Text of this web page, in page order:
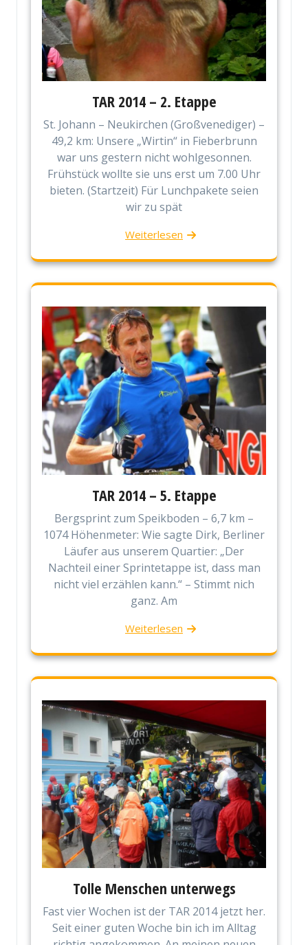
TAR 2014 – 2. Etappe
St. Johann – Neukirchen (Großvenediger) –
49,2 km: Unsere „Wirtin“ in Fieberbrunn
war uns gestern nicht wohlgesonnen.
Frühstück wollte sie uns erst um 7.00 Uhr
bieten. (Startzeit) Für Lunchpakete seien
wir zu spät
Weiterlesen
TAR 2014 – 5. Etappe
Bergsprint zum Speikboden – 6,7 km –
1074 Höhenmeter: Wie sagte Dirk, Berliner
Läufer aus unserem Quartier: „Der
Nachteil einer Sprintetappe ist, dass man
nicht viel erzählen kann.“ – Stimmt nich
ganz. Am
Weiterlesen
Tolle Menschen unterwegs
Fast vier Wochen ist der TAR 2014 jetzt her.
Seit einer guten Woche bin ich im Alltag